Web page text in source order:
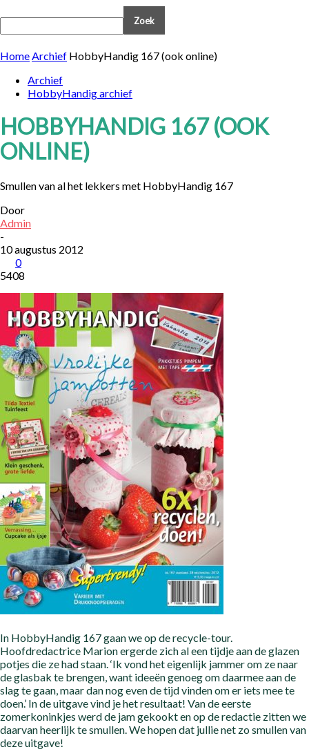
HomeArchief HobbyHandig 167 (ook online)
Archief
HobbyHandig archief
HOBBYHANDIG 167 (OOK
ONLINE)
Smullen van al het lekkers met HobbyHandig 167
Door
Admin
-
10 augustus 2012
0
5408
In HobbyHandig 167 gaan we op de recycle-tour.
Hoofdredactrice Marion ergerde zich al een tijdje aan de glazen
potjes die ze had staan. ‘Ik vond het eigenlijk jammer om ze naar
de glasbak te brengen, want ideeën genoeg om daarmee aan de
slag te gaan, maar dan nog even de tijd vinden om er iets mee te
doen.’ In de uitgave vind je het resultaat! Van de eerste
zomerkoninkjes werd de jam gekookt en op de redactie zitten we
daarvan heerlijk te smullen. We hopen dat jullie net zo smullen van
deze uitgave!